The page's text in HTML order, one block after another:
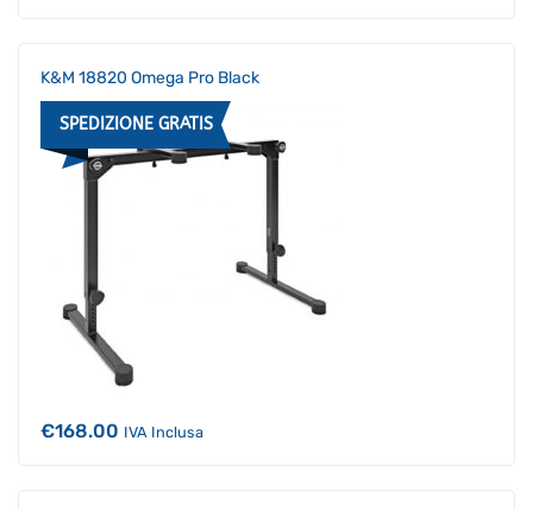
K&M 18820 Omega Pro Black
SPEDIZIONE GRATIS
€168.00 IVA Inclusa